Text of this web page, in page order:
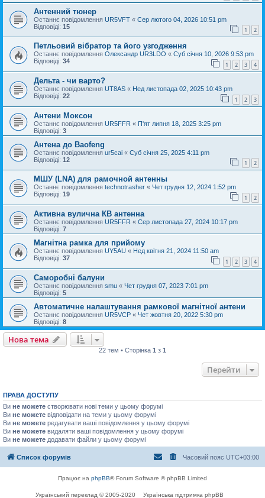
Антенний тюнер
Останнє повідомлення UR5VFT « Сер лютого 04, 2026 10:51 pm
Відповіді: 15 1 2
Петльовий вібратор та його узгодження
Останнє повідомлення Oлександр UR3LDO « Суб січня 10, 2026 9:53 pm
Відповіді: 34 1 2 3 4
Дельта - чи варто?
Останнє повідомлення UT8AS « Нед листопада 02, 2025 10:43 pm
Відповіді: 22 1 2 3
Антени Моксон
Останнє повідомлення UR5FFR « П'ят липня 18, 2025 3:25 pm
Відповіді: 3
Антена до Baofeng
Останнє повідомлення ur5cai « Суб січня 25, 2025 4:11 pm
Відповіді: 12 1 2
МШУ (LNA) для рамочной антенны
Останнє повідомлення technotrasher « Чет грудня 12, 2024 1:52 pm
Відповіді: 19 1 2
Активна вулична КВ антенна
Останнє повідомлення UR5FFR « Сер листопада 27, 2024 10:17 pm
Відповіді: 7
Магнітна рамка для прийому
Останнє повідомлення UY5AU « Нед квітня 21, 2024 11:50 am
Відповіді: 37 1 2 3 4
Саморобні балуни
Останнє повідомлення smu « Чет грудня 07, 2023 7:01 pm
Відповіді: 5
Автоматичне налаштування рамкової магнітної антени
Останнє повідомлення UR5VCP « Чет жовтня 20, 2022 5:30 pm
Відповіді: 8
Нова тема
22 тем • Сторінка 1 з 1
Перейти
ПРАВА ДОСТУПУ
Ви не можете створювати нові теми у цьому форумі
Ви не можете відповідати на теми у цьому форумі
Ви не можете редагувати ваші повідомлення у цьому форумі
Ви не можете видаляти ваші повідомлення у цьому форумі
Ви не можете додавати файли у цьому форумі
Список форумів Часовий пояс UTC+03:00
Працює на phpBB® Forum Software © phpBB Limited
Український переклад © 2005-2020 Українська підтримка phpBB